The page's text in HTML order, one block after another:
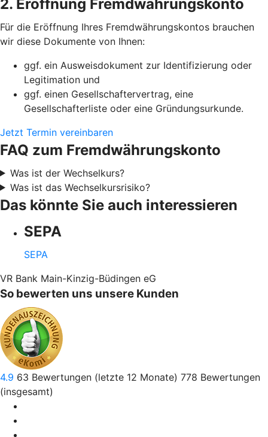
2. Eröffnung Fremdwährungskonto
Für die Eröffnung Ihres Fremdwährungskontos brauchen
wir diese Dokumente von Ihnen:
ggf. ein Ausweisdokument zur Identifizierung oder
Legitimation und
ggf. einen Gesellschaftervertrag, eine
Gesellschafterliste oder eine Gründungsurkunde.
Jetzt Termin vereinbaren
FAQ zum Fremdwährungskonto
Was ist der Wechselkurs?
Was ist das Wechselkursrisiko?
Das könnte Sie auch interessieren
SEPA
SEPA
VR Bank Main-Kinzig-Büdingen eG
So bewerten uns unsere Kunden
4.9 63 Bewertungen (letzte 12 Monate) 778 Bewertungen
(insgesamt)